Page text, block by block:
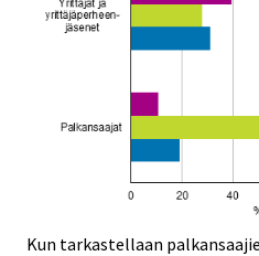
Kun tarkastellaan